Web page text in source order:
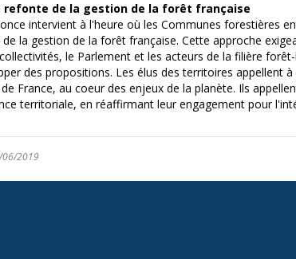
refonte de la gestion de la forêt française
intervient à l'heure où les Communes forestières
la gestion de la forêt française. Cette approche
le Parlement et les acteurs de la filière
des propositions. Les élus des territoires appellent
France, au coeur des enjeux de la planète. Ils
territoriale, en réaffirmant leur engagement pour
06/2019